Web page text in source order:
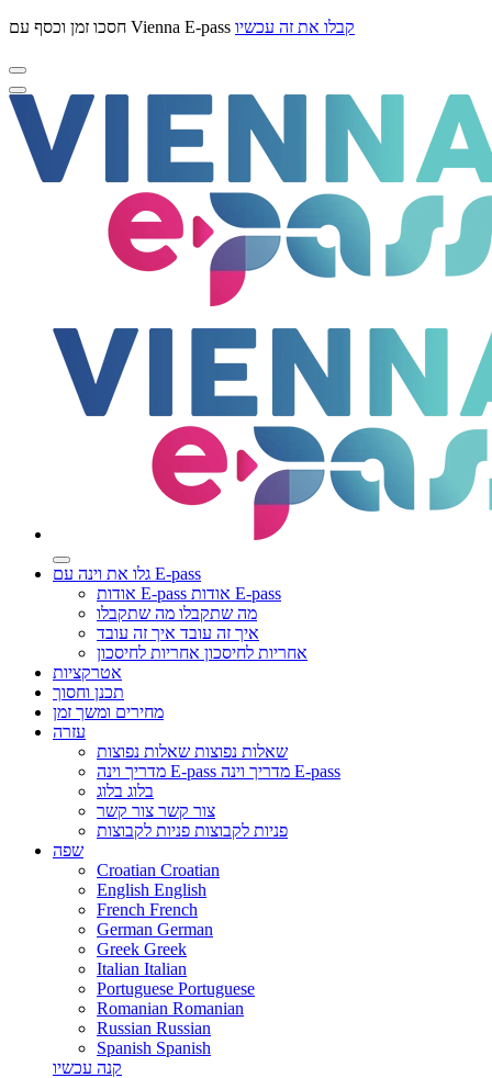
חסכו זמן וכסף עם Vienna E-pass קבלו את זה עכשיו
גלו את וינה עם E-pass
אודות E-pass
אודות E-pass
מה שתקבלו מה שתקבלו
איך זה עובד איך זה עובד
אחריות לחיסכון אחריות לחיסכון
אטרקציות
תכנן וחסוך
מחירים ומשך זמן
עזרה
שאלות נפוצות שאלות נפוצות
מדריך וינה E-pass
מדריך וינה E-pass
בלוג בלוג
צור קשר צור קשר
פניות לקבוצות פניות לקבוצות
שפה
Croatian Croatian
English English
French French
German German
Greek Greek
Italian Italian
Portuguese Portuguese
Romanian Romanian
Russian Russian
Spanish Spanish
קנה עכשיו